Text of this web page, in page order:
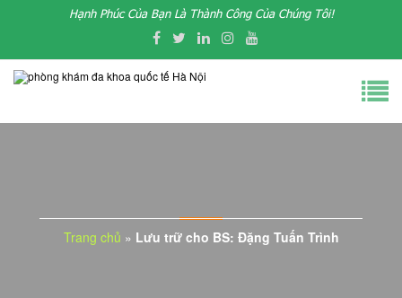
Hạnh Phúc Của Bạn Là Thành Công Của Chúng Tôi!
Trang chủ » Lưu trữ cho BS: Đặng Tuấn Trình